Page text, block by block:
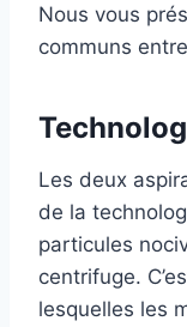
Nous vous
communs
Les deux
de la
particules
centrifuge.
lesquelles les